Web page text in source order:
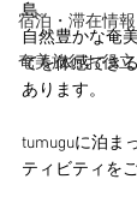
宿泊・滞在情報
奄美旅行お役
島。
自然豊かな奄
てを体感でき
あります。
tumuguに泊ま
ティビティを